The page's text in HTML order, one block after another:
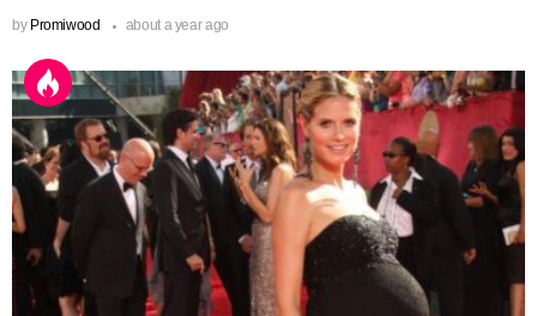
by Promiwood about a year ago